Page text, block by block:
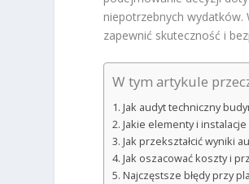
niepotrzebnych wydatków.
zapewnić skuteczność i
W tym artykule
Jak audyt techniczny
Jakie elementy i
Jak przekształcić wyniki
Jak oszacować koszty i
Najczęstsze błędy przy